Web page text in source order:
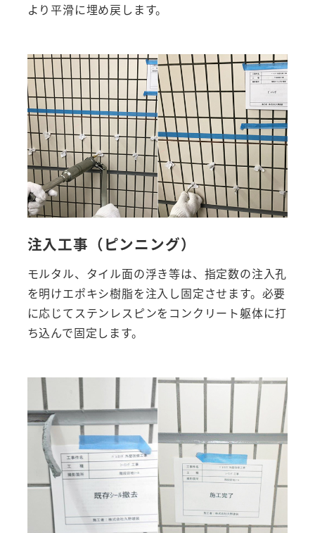
より平滑に埋め戻します。
注入工事（ピンニング）
モルタル、タイル面の浮き等は、指定数の注入孔
を明けエポキシ樹脂を注入し固定させます。必要
に応じてステンレスピンをコンクリート躯体に打
ち込んで固定します。